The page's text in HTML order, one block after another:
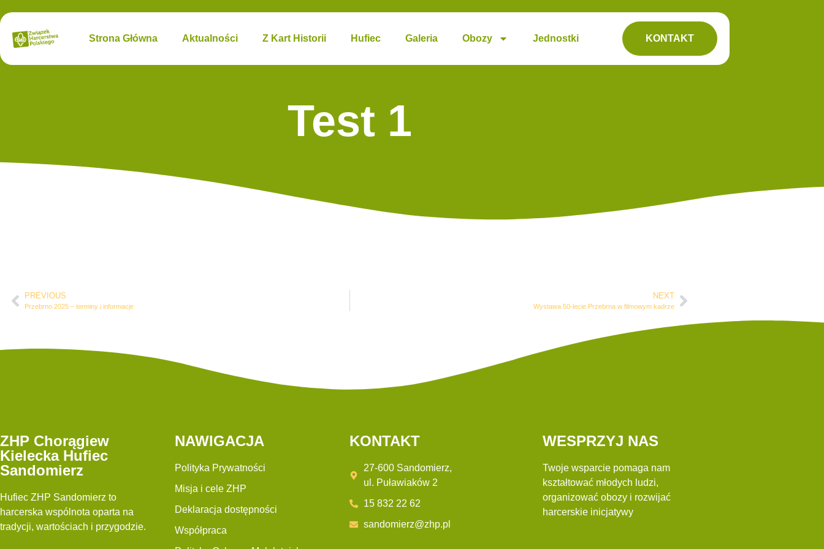
Strona Główna Aktualności Z Kart Historii Hufiec Galeria Obozy Jednostki KONTAKT
Test 1
PREVIOUS
Przebrno 2025 – terminy i informacje
NEXT
Wystawa 50-lecie Przebrna w filmowym kadrze
ZHP Chorągiew
Kielecka Hufiec
Sandomierz
Hufiec ZHP Sandomierz to
harcerska wspólnota oparta na
tradycji, wartościach i przygodzie.
NAWIGACJA
Polityka Prywatności
Misja i cele ZHP
Deklaracja dostępności
Współpraca
KONTAKT
27-600 Sandomierz,
ul. Puławiaków 2
15 832 22 62
sandomierz@zhp.pl
WESPRZYJ NAS
Twoje wsparcie pomaga nam
kształtować młodych ludzi,
organizować obozy i rozwijać
harcerskie inicjatywy